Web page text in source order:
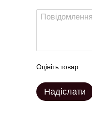
Оцініть товар
Надіслати